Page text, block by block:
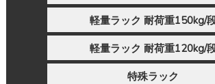
軽量ラック 耐荷重150kg/
軽量ラック 耐荷重120kg/
特殊ラック